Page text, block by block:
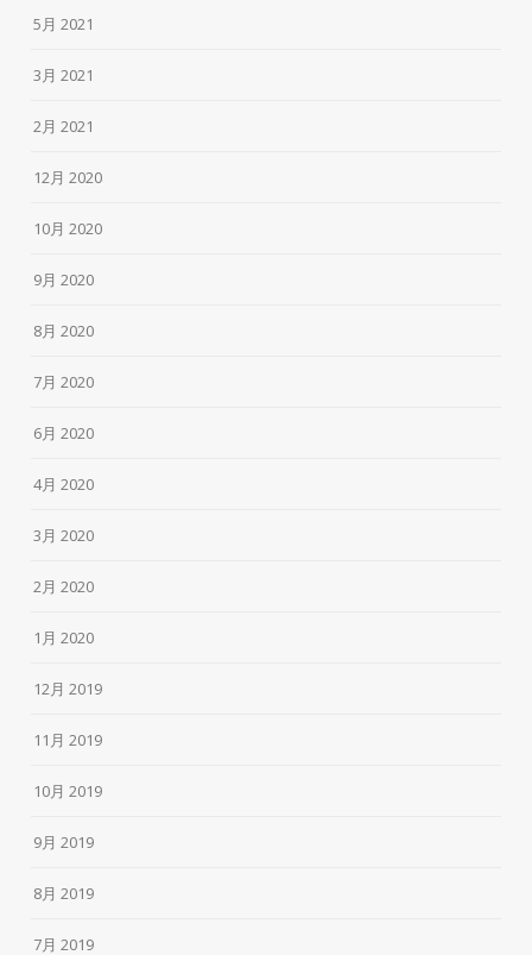
5月 2021
3月 2021
2月 2021
12月 2020
10月 2020
9月 2020
8月 2020
7月 2020
6月 2020
4月 2020
3月 2020
2月 2020
1月 2020
12月 2019
11月 2019
10月 2019
9月 2019
8月 2019
7月 2019